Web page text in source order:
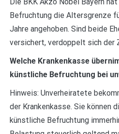
Befruchtung die Altersgrenze
Jahre angehoben. Sind beide
versichert, verdoppelt sich der
Welche Krankenkasse
künstliche Befruchtung bei
Hinweis: Unverheiratete
der Krankenkasse. Sie können
künstliche Befruchtung